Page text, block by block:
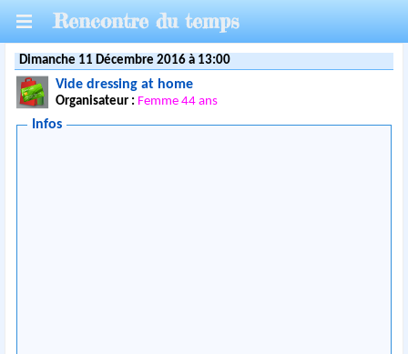
Rencontre du temps
Dimanche 11 Décembre 2016 à 13:00
Vide dressing at home
Organisateur : Femme 44 ans
Infos